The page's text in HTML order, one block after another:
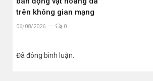
trên không gian mạng
06/08/2026 0
Đã đóng bình luận.